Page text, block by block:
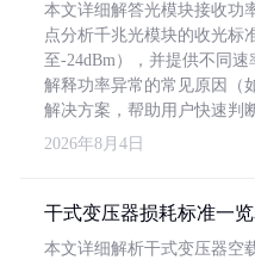
本文详细解答光模块接收功
点分析千兆光模块的收光标
至-24dBm），并提供不同
解释功率异常的常见原因（
解决方案，帮助用户快速判
2026年8月4日
干式变压器损耗标准一
本文详细解析干式变压器空